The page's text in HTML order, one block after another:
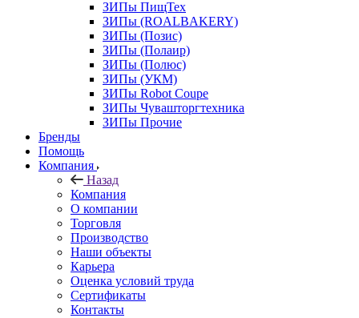
ЗИПы ПищТех
ЗИПы (ROALBAKERY)
ЗИПы (Позис)
ЗИПы (Полаир)
ЗИПы (Полюс)
ЗИПы (УКМ)
ЗИПы Robot Coupe
ЗИПы Чувашторгтехника
ЗИПы Прочие
Бренды
Помощь
Компания
Назад
Компания
О компании
Торговля
Производство
Наши объекты
Карьера
Оценка условий труда
Сертификаты
Контакты